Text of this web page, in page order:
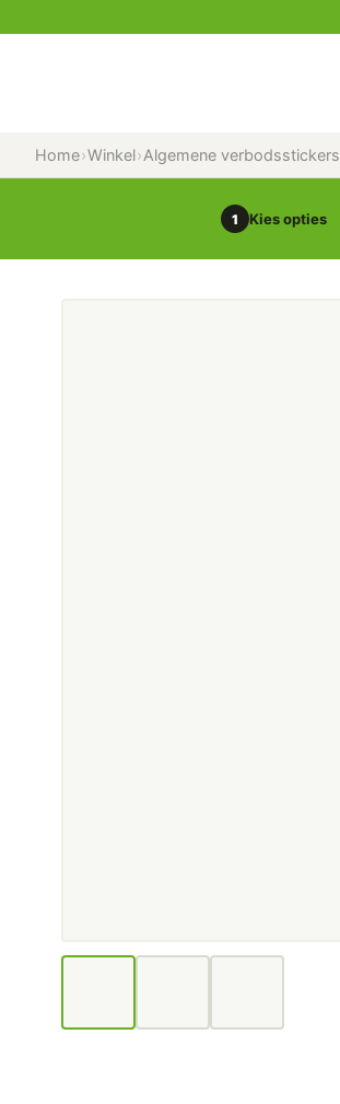
Home›Winkel›Algemene verbodsstickers
1 Kies opties